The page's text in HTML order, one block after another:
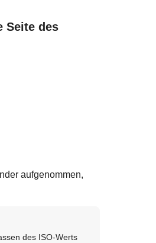
Seite des
aufgenommen,
des ISO-Werts